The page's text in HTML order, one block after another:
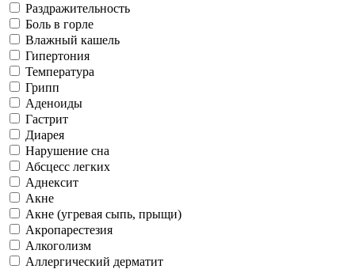
Раздражительность
Боль в горле
Влажный кашель
Гипертония
Температура
Грипп
Аденоиды
Гастрит
Диарея
Нарушение сна
Абсцесс легких
Аднексит
Акне
Акне (угревая сыпь, прыщи)
Акропарестезия
Алкоголизм
Аллергический дерматит